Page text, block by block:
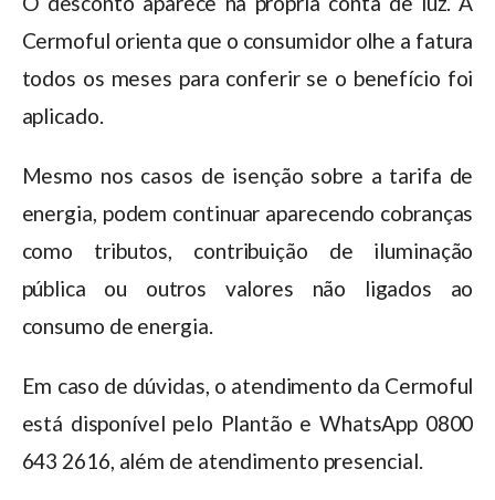
Cermoful orienta que o consumidor olhe a fatura
todos os meses para conferir se o benefício foi
aplicado.
Mesmo nos casos de isenção sobre a tarifa de
energia, podem continuar aparecendo cobranças
como tributos, contribuição de iluminação
pública ou outros valores não ligados ao
consumo de energia.
Em caso de dúvidas, o atendimento da Cermoful
está disponível pelo Plantão e WhatsApp 0800
643 2616, além de atendimento presencial.